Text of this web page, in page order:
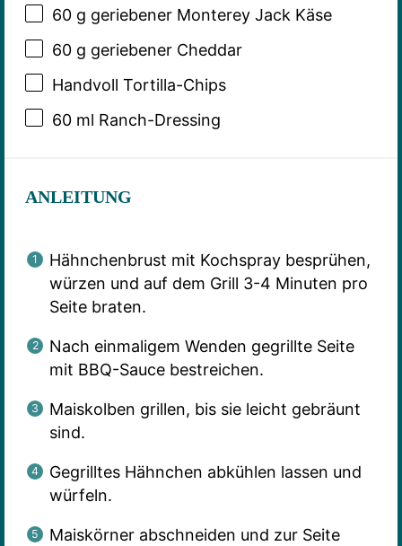
60 g geriebener Monterey Jack Käse
60 g geriebener Cheddar
Handvoll Tortilla-Chips
60ml Ranch-Dressing
ANLEITUNG
Hähnchenbrust mit Kochspray besprühen,
würzen und auf dem Grill 3-4 Minuten pro
Seite braten.
Nach einmaligem Wenden gegrillte Seite
mit BBQ-Sauce bestreichen.
Maiskolben grillen, bis sie leicht gebräunt
sind.
Gegrilltes Hähnchen abkühlen lassen und
würfeln.
Maiskörner abschneiden und zur Seite